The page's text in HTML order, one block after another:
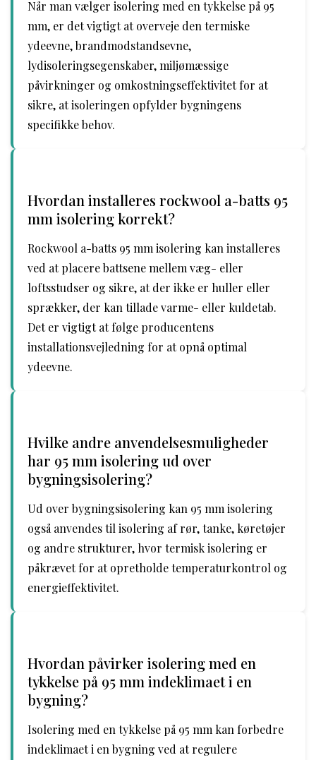
Når man vælger isolering med en tykkelse på 95
mm, er det vigtigt at overveje den termiske
ydeevne, brandmodstandsevne,
lydisoleringsegenskaber, miljømæssige
påvirkninger og omkostningseffektivitet for at
sikre, at isoleringen opfylder bygningens
specifikke behov.
Hvordan installeres rockwool a-batts 95
mm isolering korrekt?
Rockwool a-batts 95 mm isolering kan installeres
ved at placere battsene mellem væg- eller
loftsstudser og sikre, at der ikke er huller eller
sprækker, der kan tillade varme- eller kuldetab.
Det er vigtigt at følge producentens
installationsvejledning for at opnå optimal
ydeevne.
Hvilke andre anvendelsesmuligheder
har 95 mm isolering ud over
bygningsisolering?
Ud over bygningsisolering kan 95 mm isolering
også anvendes til isolering af rør, tanke, køretøjer
og andre strukturer, hvor termisk isolering er
påkrævet for at opretholde temperaturkontrol og
energieffektivitet.
Hvordan påvirker isolering med en
tykkelse på 95 mm indeklimaet i en
bygning?
Isolering med en tykkelse på 95 mm kan forbedre
indeklimaet i en bygning ved at regulere